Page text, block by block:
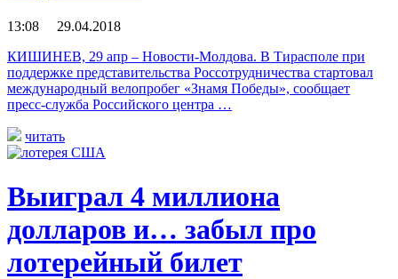
13:08 29.04.2018
КИШИНЕВ, 29 апр – Новости-Молдова. В Тирасполе при
поддержке представительства Россотрудничества стартовал
международный велопробег «Знамя Победы», сообщает
пресс-служба Российского центра …
читать
Выиграл 4 миллиона
долларов и… забыл про
лотерейный билет